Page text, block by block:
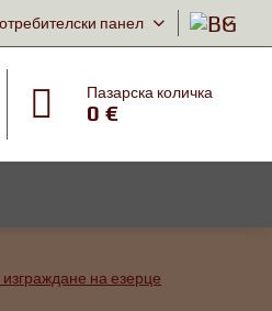
панел
Пазарска количка
0 €
на езерце